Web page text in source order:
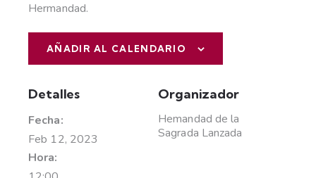
Hermandad.
AÑADIR AL CALENDARIO
Detalles
Fecha:
Feb 12, 2023
Hora:
Organizador
Hemandad de la
Sagrada Lanzada